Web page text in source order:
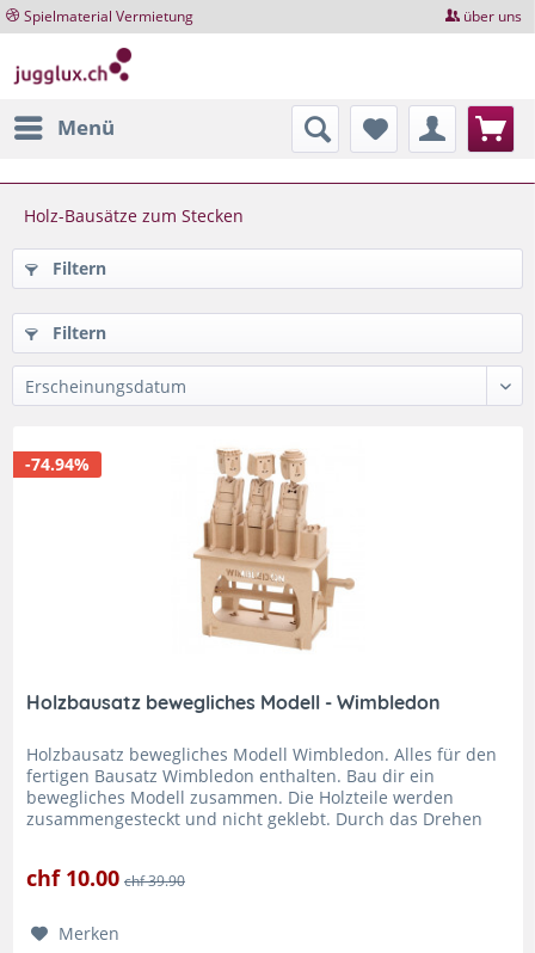
Spielmaterial Vermietung über uns
Menü
Holz-Bausätze zum Stecken
Filtern
Filtern
-74.94%
Holzbausatz bewegliches Modell - Wimbledon
Holzbausatz bewegliches Modell Wimbledon. Alles für den
fertigen Bausatz Wimbledon enthalten. Bau dir ein
bewegliches Modell zusammen. Die Holzteile werden
zusammengesteckt und nicht geklebt. Durch das Drehen
chf 10.00 chf 39.90
Merken